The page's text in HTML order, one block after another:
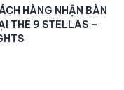
HÀNG NHẬN BÀN
THE 9 STELLAS –